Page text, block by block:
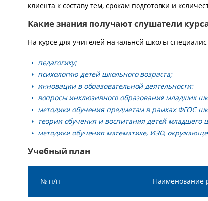
клиента к составу тем, срокам подготовки и
Какие знания получают слушатели
На курсе для учителей начальной школы
педагогику;
психологию детей школьного возраста;
инновации в образовательной деятельности;
вопросы инклюзивного образования младших
методики обучения предметам в рамках ФГОС
теории обучения и воспитания детей младшего
методики обучения математике, ИЗО,
Учебный план
№ п/п Наименование